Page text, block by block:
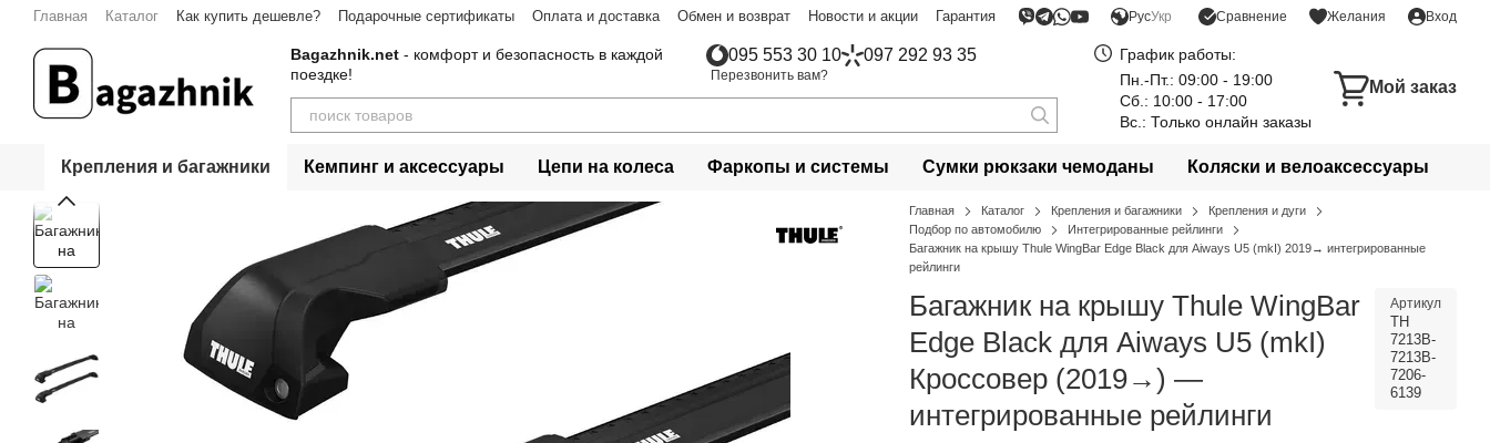
Перейти к основному контенту
Главная Каталог Как купить дешевле? Подарочные сертификаты Оплата и доставка Обмен и возврат Новости и акции
Гарантия
РусУкр Сравнение Желания Вход
Bagazhnik.net - комфорт и безопасность в каждой
поездке!
095 553 30 10 097 292 93 35
Перезвонить вам?
График работы:
Пн.-Пт.: 09:00 - 19:00
Сб.: 10:00 - 17:00
Вс.: Только онлайн заказы
Мой заказ
Крепления и багажники Кемпинг и аксессуары Цепи на колеса Фаркопы и системы Сумки рюкзаки чемоданы Коляски и велоаксессуары
Главная Каталог Крепления и багажники
Крепления и дуги
Подбор по автомобилю
Интегрированные рейлинги
Багажник на крышу Thule WingBar Edge Black для Aiways U5 (mkI) 2019→ интегрированные
рейлинги
Багажник на крышу Thule WingBar
Edge Black для Aiways U5 (mkI)
Кроссовер (2019→) —
интегрированные рейлинги
Артикул
TH
7213B-
7213B-
7206-
6139